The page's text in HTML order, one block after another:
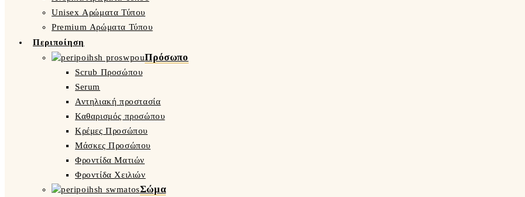
Unisex Αρώματα Τύπου
Premium Αρώματα Τύπου
Περιποίηση
Πρόσωπο
Scrub Προσώπου
Serum
Αντηλιακή προστασία
Καθαρισμός προσώπου
Κρέμες Προσώπου
Μάσκες Προσώπου
Φροντίδα Ματιών
Φροντίδα Χειλιών
Σώμα